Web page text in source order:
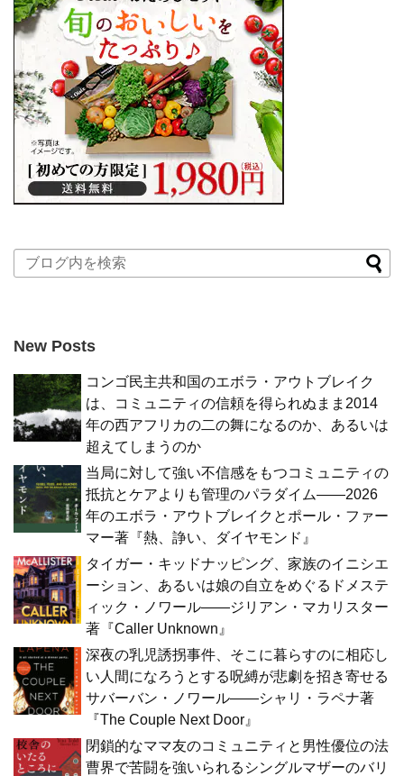
New Posts
コンゴ民主共和国のエボラ・アウトブレイク
は、コミュニティの信頼を得られぬまま2014
年の西アフリカの二の舞になるのか、あるいは
超えてしまうのか
当局に対して強い不信感をもつコミュニティの
抵抗とケアよりも管理のパラダイム――2026
年のエボラ・アウトブレイクとポール・ファー
マー著『熱、諍い、ダイヤモンド』
タイガー・キッドナッピング、家族のイニシエ
ーション、あるいは娘の自立をめぐるドメステ
ィック・ノワール――ジリアン・マカリスター
著『Caller Unknown』
深夜の乳児誘拐事件、そこに暮らすのに相応し
い人間になろうとする呪縛が悲劇を招き寄せる
サバーバン・ノワール――シャリ・ラペナ著
『The Couple Next Door』
閉鎖的なママ友のコミュニティと男性優位の法
曹界で苦闘を強いられるシングルマザーのバリ